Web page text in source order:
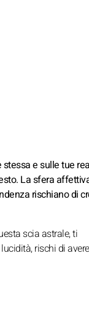
e sulle tue
La sfera
rischiano di
scia astrale, ti
rischi di avere